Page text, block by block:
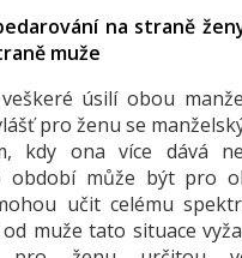
na straně
muže
úsilí obou
pro ženu se
kdy ona více dává
může být pro
učit celému
muže tato situace